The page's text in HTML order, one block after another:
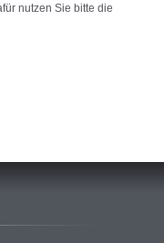
nutzen Sie bitte die